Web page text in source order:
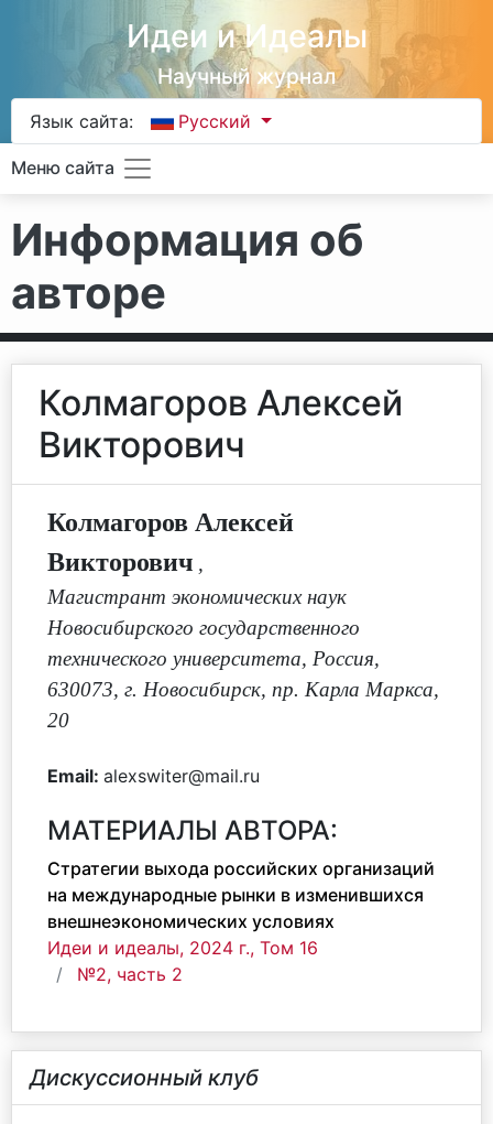
Идеи и Идеалы
Научный журнал
Язык сайта: Русский
Меню сайта
Информация об
авторе
Колмагоров Алексей
Викторович
Колмагоров Алексей
Викторович ,
Магистрант экономических наук
Новосибирского государственного
технического университета, Россия,
630073, г. Новосибирск, пр. Карла Маркса,
20
Email: alexswiter@mail.ru
МАТЕРИАЛЫ АВТОРА:
Стратегии выхода российских организаций
на международные рынки в изменившихся
внешнеэкономических условиях
Идеи и идеалы, 2024 г., Том 16
№2, часть 2
Дискуссионный клуб